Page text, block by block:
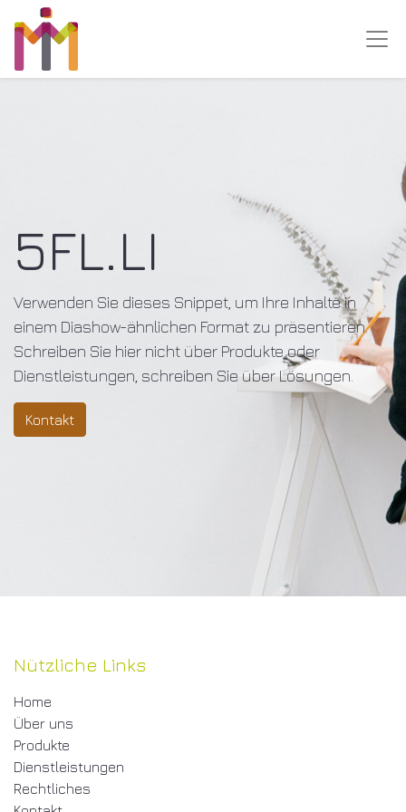
5FL.LI
Verwenden Sie dieses Snippet, um Ihre Inhalte in
einem Diashow-ähnlichen Format zu präsentieren.
Schreiben Sie hier nicht über Produkte oder
Dienstleistungen, schreiben Sie über Lösungen.
Kontakt
Nützliche Links
Home
Über uns
Produkte
Dienstleistungen
Rechtliches